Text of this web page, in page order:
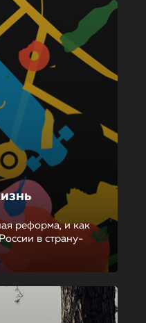
реформа, и как
в страну-